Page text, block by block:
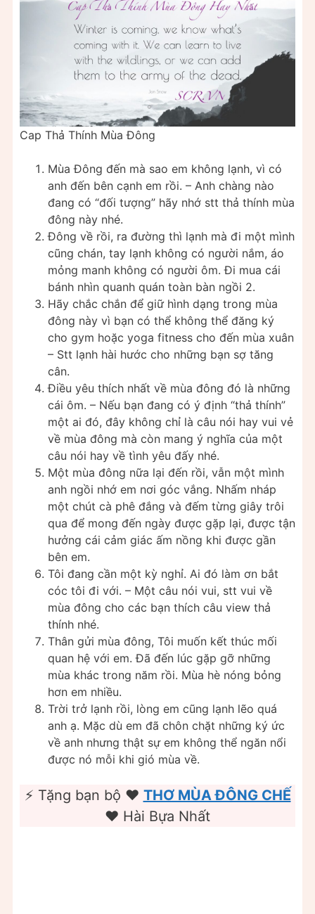
Cap Thả Thính Mùa Đông
Mùa Đông đến mà sao em không lạnh, vì có
anh đến bên cạnh em rồi. – Anh chàng nào
đang có “đối tượng” hãy nhớ stt thả thính mùa
đông này nhé.
Đông về rồi, ra đường thì lạnh mà đi một mình
cũng chán, tay lạnh không có người nắm, áo
mỏng manh không có người ôm. Đi mua cái
bánh nhìn quanh quán toàn bàn ngồi 2.
Hãy chắc chắn để giữ hình dạng trong mùa
đông này vì bạn có thể không thể đăng ký
cho gym hoặc yoga fitness cho đến mùa xuân
– Stt lạnh hài hước cho những bạn sợ tăng
cân.
Điều yêu thích nhất về mùa đông đó là những
cái ôm. – Nếu bạn đang có ý định “thả thính”
một ai đó, đây không chỉ là câu nói hay vui vẻ
về mùa đông mà còn mang ý nghĩa của một
câu nói hay về tình yêu đấy nhé.
Một mùa đông nữa lại đến rồi, vẫn một mình
anh ngồi nhớ em nơi góc vắng. Nhấm nháp
một chút cà phê đắng và đếm từng giây trôi
qua để mong đến ngày được gặp lại, được tận
hưởng cái cảm giác ấm nồng khi được gần
bên em.
Tôi đang cần một kỳ nghỉ. Ai đó làm ơn bắt
cóc tôi đi với. – Một câu nói vui, stt vui về
mùa đông cho các bạn thích câu view thả
thính nhé.
Thân gửi mùa đông, Tôi muốn kết thúc mối
quan hệ với em. Đã đến lúc gặp gỡ những
mùa khác trong năm rồi. Mùa hè nóng bỏng
hơn em nhiều.
Trời trở lạnh rồi, lòng em cũng lạnh lẽo quá
anh ạ. Mặc dù em đã chôn chặt những ký ức
về anh nhưng thật sự em không thể ngăn nổi
được nó mỗi khi gió mùa về.
⚡ Tặng bạn bộ ❤️️ THƠ MÙA ĐÔNG CHẾ
❤️️ Hài Bựa Nhất